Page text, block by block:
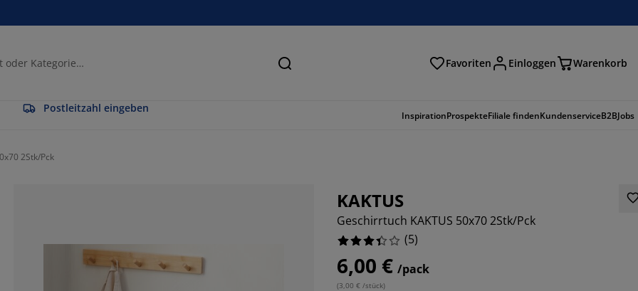
Suchen Favoriten Einloggen Warenkorb
Postleitzahl eingeben
InspirationProspekteFiliale findenKundenserviceB2BJobs
2Stk/Pck
KAKTUS
Geschirrtuch KAKTUS 50x70 2Stk/Pck
(5)
6,00 € /pack
(3,00 € /stück)